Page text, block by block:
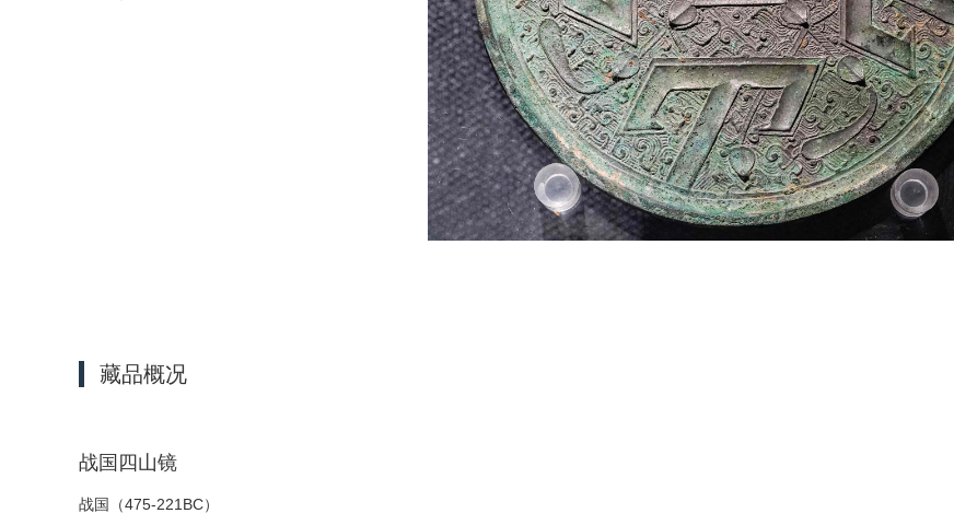
藏品概况
战国四山镜
战国（475-221BC）